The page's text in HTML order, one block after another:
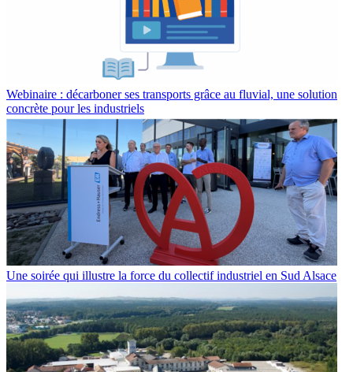
Webinaire : décarboner ses transports grâce au fluvial, une solution
concrète pour les industriels
Une soirée qui illustre la force du collectif industriel en Sud Alsace